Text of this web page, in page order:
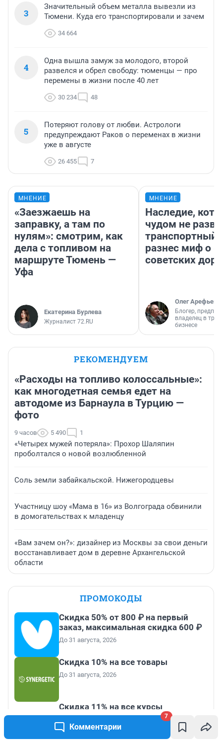
Комментарии
7
3
Значительный объем металла вывезли из
Тюмени. Куда его транспортировали и зачем
34 664
4
Одна вышла замуж за молодого, второй
развелся и обрел свободу: тюменцы — про
перемены в жизни после 40 лет
30 234 48
5
Потеряют голову от любви. Астрологи
предупреждают Раков о переменах в жизни
уже в августе
26 455 7
МНЕНИЕ
«Заезжаешь на
заправку, а там по
нулям»: смотрим, как
дела с топливом на
маршруте Тюмень —
Уфа
Екатерина Бурлева
Журналист 72.RU
МНЕНИЕ
Наследие,
чудом не
транспортный
разнес миф о
советских
Олег Арефьев
Блогер,
владелец в
бизнесе
РЕКОМЕНДУЕМ
«Расходы на топливо колоссальные»:
как многодетная семья едет на
автодоме из Барнаула в Турцию —
фото
9 часов 5 490 1
«Четырех мужей потеряла»: Прохор Шаляпин
проболтался о новой возлюбленной
Соль земли забайкальской. Нижегородцевы
Участницу шоу «Мама в 16» из Волгограда обвинили
в домогательствах к младенцу
«Вам зачем он?»: дизайнер из Москвы за свои деньги
восстанавливает дом в деревне Архангельской
области
ПРОМОКОДЫ
Скидка 50% от 800 ₽ на первый
заказ, максимальная скидка 600 ₽
До 31 августа, 2026
Скидка 10% на все товары
До 31 августа, 2026
Скидка 11% на все курсы
английского
До 31 августа, 2026